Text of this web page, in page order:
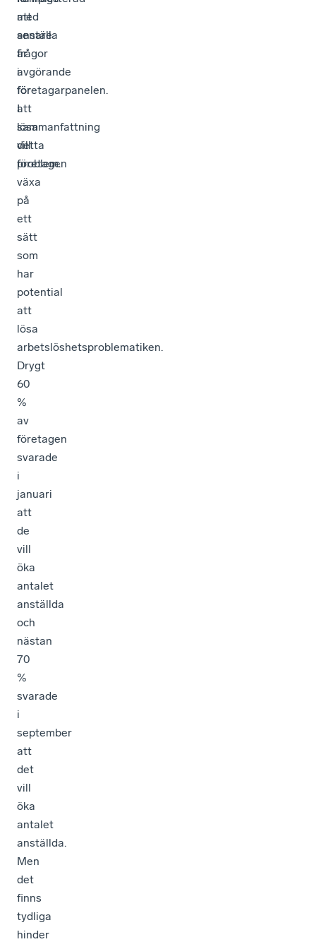
att
anställa
är
avgörande
för
att
lösa
detta
problem.
med
senare
frågor
i
företagarpanelen.
I
sammanfattning
vill
företagen
växa
på
ett
sätt
som
har
potential
att
lösa
arbetslöshetsproblematiken.
Drygt
60
%
av
företagen
svarade
i
januari
att
de
vill
öka
antalet
anställda
och
nästan
70
%
svarade
i
september
att
det
vill
öka
antalet
anställda.
Men
det
finns
tydliga
hinder